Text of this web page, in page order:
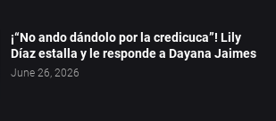
¡“No ando dándolo por la credicuca”! Lily
Díaz estalla y le responde a Dayana Jaimes
June 26, 2026